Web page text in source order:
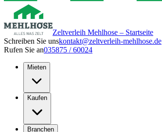
Zeltverleih Mehlhose – Startseite
Schreiben Sie unskontakt@zeltverleih-mehlhose.de
Rufen Sie an035875 / 60024
Mieten
Kaufen
Branchen